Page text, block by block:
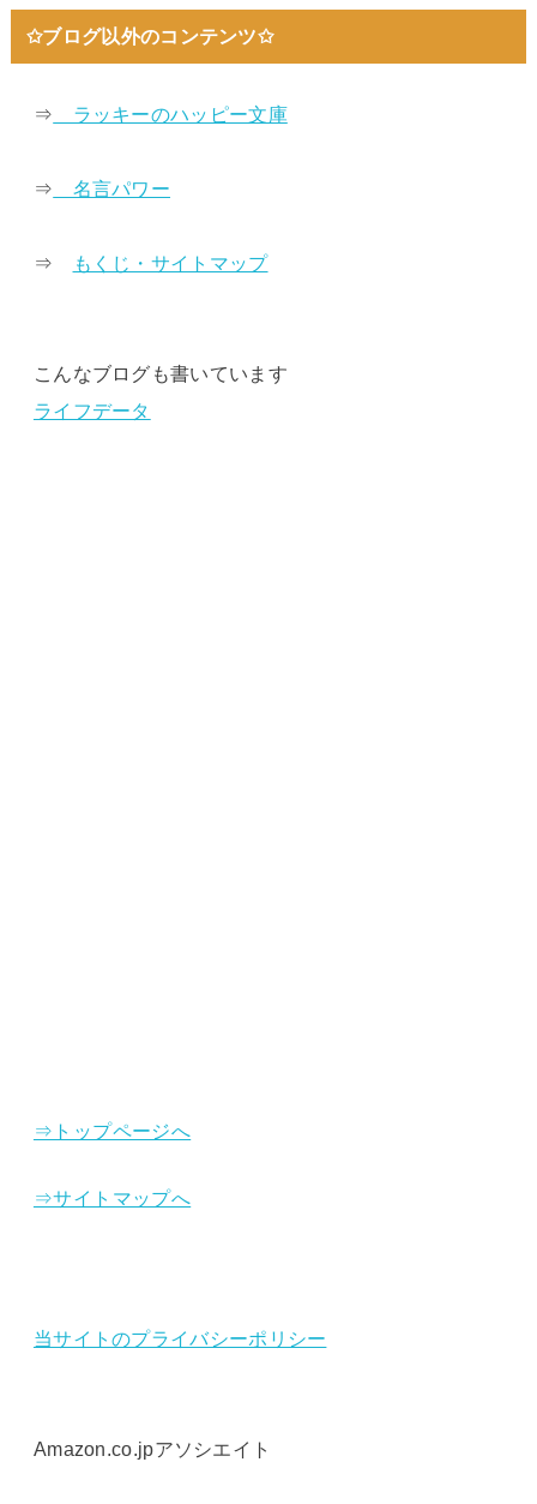
✩ブログ以外のコンテンツ✩
⇒ ラッキーのハッピー文庫
⇒ 名言パワー
⇒ もくじ・サイトマップ
こんなブログも書いています
ライフデータ
⇒トップページへ
⇒サイトマップへ
当サイトのプライバシーポリシー
Amazon.co.jpアソシエイト